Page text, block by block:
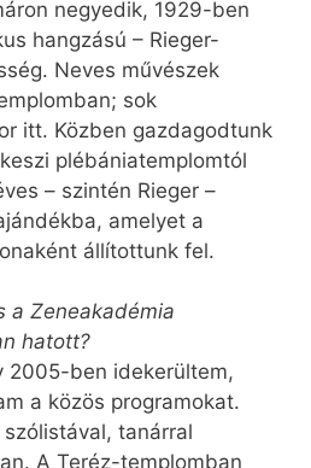
negyedik, 1929-ben
hangzású – Rieger-
Neves művészek
sok
itt. Közben gazdagodtunk
plébániatemplomtól
– szintén Rieger –
amelyet a
állítottunk fel.
a Zeneakadémia
hatott?
2005-ben idekerültem,
a közös programokat.
tanárral
A Teréz-templomban